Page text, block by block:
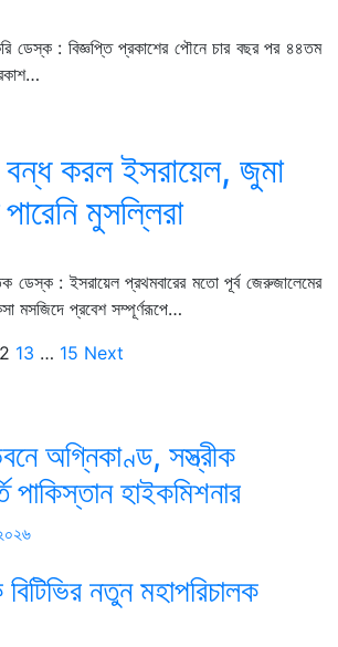
ডেস্ক : বিজ্ঞপ্তি প্রকাশের পৌনে চার বছর পর ৪৪তম
করল ইসরায়েল, জুমা
মুসল্লিরা
ডেস্ক : ইসরায়েল প্রথমবারের মতো পূর্ব জেরুজালেমের
প্রবেশ সম্পূর্ণরূপে…
13 … 15 Next
অগ্নিকাণ্ড, সস্ত্রীক
পাকিস্তান হাইকমিশনার
নতুন মহাপরিচালক